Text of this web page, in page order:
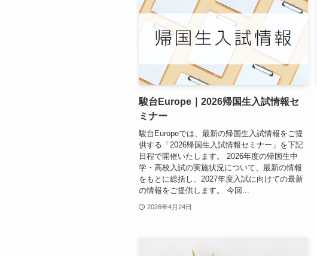
駿台Europe｜2026帰国生入試情報セ
ミナー
駿台Europeでは、最新の帰国生入試情報をご提
供する「2026帰国生入試情報セミナー」を下記
日程で開催いたします。 2026年度の帰国生中
学・高校入試の実施状況について、最新の情報
をもとに総括し、2027年度入試に向けての最新
の情報をご提供します。 今回...
2026年4月24日